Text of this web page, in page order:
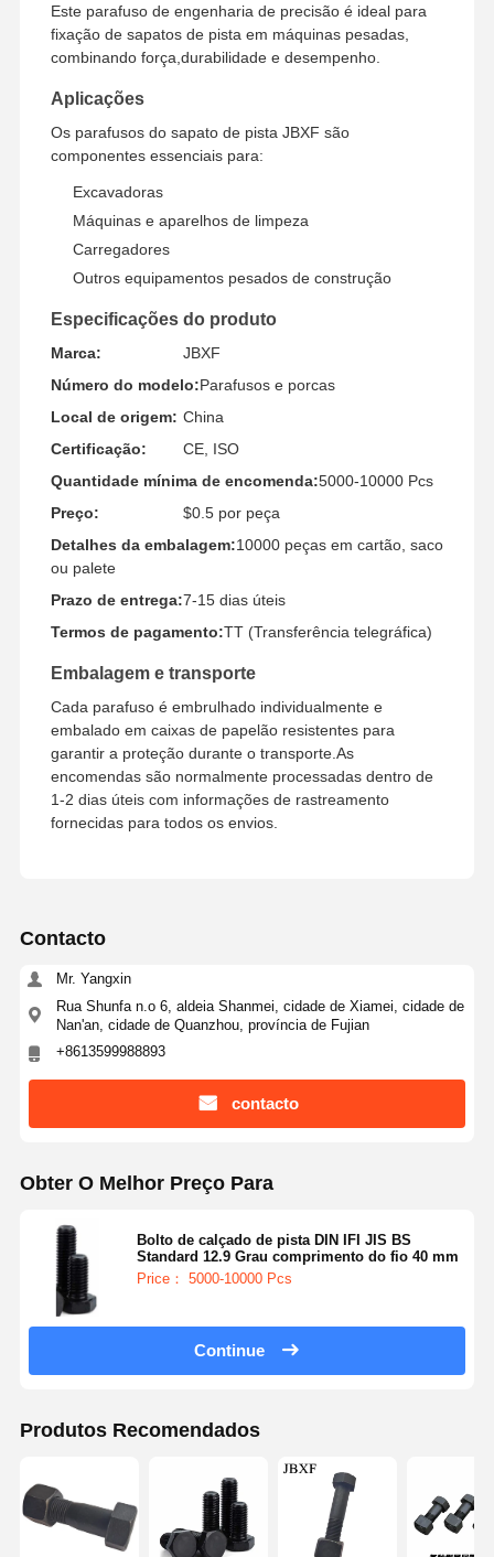
parafusos de rolos de trilha
Bolinhas de alfinete
Para o bloqueio de dentes
Para o transporte de veículos a motor
Parafusos e porcas
Este parafuso de engenharia de precisão é ideal para
fixação de sapatos de pista em máquinas pesadas,
combinando força,durabilidade e desempenho.
Aplicações
Os parafusos do sapato de pista JBXF são
componentes essenciais para:
Excavadoras
Máquinas e aparelhos de limpeza
Carregadores
Outros equipamentos pesados de construção
Especificações do produto
Marca:
JBXF
Número do modelo:Parafusos e porcas
Local de origem: China
Certificação:
CE, ISO
Quantidade mínima de encomenda:5000-10000 Pcs
Preço:
$0.5 por peça
Detalhes da embalagem:10000 peças em cartão, saco
ou palete
Prazo de entrega:7-15 dias úteis
Termos de pagamento:TT (Transferência telegráfica)
Embalagem e transporte
Cada parafuso é embrulhado individualmente e
embalado em caixas de papelão resistentes para
garantir a proteção durante o transporte.As
encomendas são normalmente processadas dentro de
1-2 dias úteis com informações de rastreamento
fornecidas para todos os envios.
Contacto
Mr. Yangxin
Rua Shunfa n.o 6, aldeia Shanmei, cidade de Xiamei, cidade de
Nan'an, cidade de Quanzhou, província de Fujian
+8613599988893
contacto
Obter O Melhor Preço Para
Bolto de calçado de pista DIN IFI JIS BS
Standard 12.9 Grau comprimento do fio 40 mm
Price： 5000-10000 Pcs
Continue
Produtos Recomendados